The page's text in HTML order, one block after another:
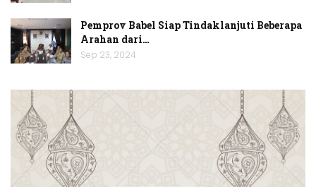
Pemprov Babel Siap Tindaklanjuti Beberapa
Arahan dari…
Sep 23, 2024